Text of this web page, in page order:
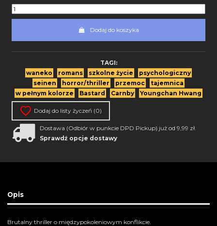
Dodaj do koszyka
TAGI:
waneko
romans szkolne życie
psychologiczny
seinen
horror/thriller przemoc
tajemnica
w pełnym kolorze
Bastard Carnby Youngchan Hwang
Dodaj do listy życzeń (0)
Dostawa (Odbiór w punkcie DPD Pickup) już od 9,99 zł.
Sprawdź opcje dostawy
Opis
Brutalny thriller o międzypokoleniowym konflikcie.